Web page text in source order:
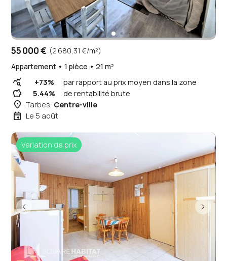
55 000 € (2 680,31 €/m²)
Appartement • 1 pièce • 21 m²
query_stats +73% par rapport au prix moyen dans la zone
savings 5.44% de rentabilité brute
place Tarbes, Centre-ville
event Le 5 août
Variation de prix